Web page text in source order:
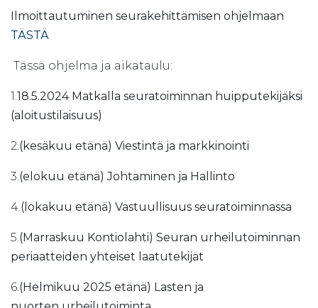
Ilmoittautuminen seurakehittämisen ohjelmaan
TÄSTÄ
Tässä ohjelma ja aikataulu:
1. 18.5.2024 Matkalla seuratoiminnan huipputekijäksi
(aloitustilaisuus)
2. (kesäkuu etänä) Viestintä ja markkinointi
3. (elokuu etänä) Johtaminen ja Hallinto
4. (lokakuu etänä) Vastuullisuus seuratoiminnassa
5. (Marraskuu Kontiolahti) Seuran urheilutoiminnan
periaatteiden yhteiset laatutekijät
6. (Helmikuu 2025 etänä) Lasten ja